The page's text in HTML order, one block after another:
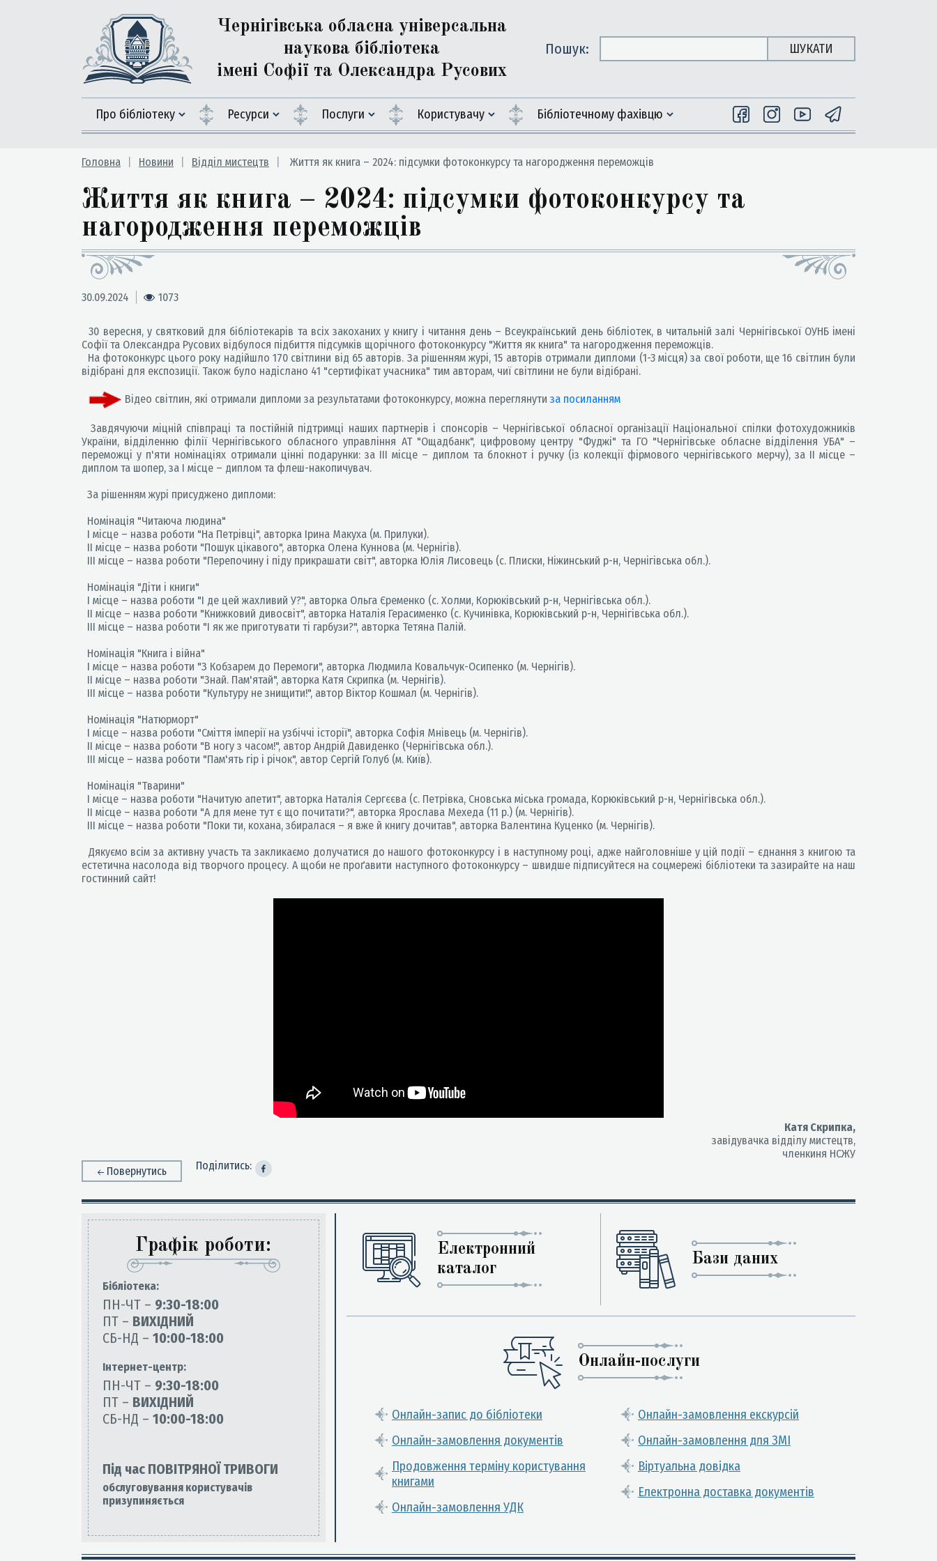
Чернігівська обласна універсальна
наукова бібліотека
імені Софії та Олександра Русових
Пошук: ШУКАТИ
Про бібліотеку Ресурси Послуги Користувачу Бiблiотечному фахiвцю
Головна Новини Відділ мистецтв Життя як книга – 2024: підсумки фотоконкурсу та нагородження переможців
Життя як книга – 2024: підсумки фотоконкурсу та
нагородження переможців
30.09.2024 1073
30 вересня, у святковий для бібліотекарів та всіх закоханих у книгу і читання день – Всеукраїнський день бібліотек, в читальній залі Чернігівської ОУНБ імені
Софії та Олександра Русових відбулося підбиття підсумків щорічного фотоконкурсу "Життя як книга" та нагородження переможців.
На фотоконкурс цього року надійшло 170 світлини від 65 авторів. За рішенням журі, 15 авторів отримали дипломи (1-3 місця) за свої роботи, ще 16 світлин були
відібрані для експозиції. Також було надіслано 41 "сертифікат учасника" тим авторам, чиї світлини не були відібрані.
Відео світлин, які отримали дипломи за результатами фотоконкурсу, можна переглянути за посиланням
Завдячуючи міцній співпраці та постійній підтримці наших партнерів і спонсорів – Чернігівської обласної організації Національної спілки фотохудожників
України, відділенню філії Чернігівського обласного управління АТ "Ощадбанк", цифровому центру "Фуджі" та ГО "Чернігівське обласне відділення УБА" –
переможці у п'яти номінаціях отримали цінні подарунки: за ІІІ місце – диплом та блокнот і ручку (із колекції фірмового чернігівського мерчу), за ІІ місце –
диплом та шопер, за І місце – диплом та флеш-накопичувач.
За рішенням журі присуджено дипломи:
Номінація "Читаюча людина"
І місце – назва роботи "На Петрівці", авторка Ірина Макуха (м. Прилуки).
ІІ місце – назва роботи "Пошук цікавого", авторка Олена Куннова (м. Чернігів).
ІІІ місце – назва роботи "Перепочину і піду прикрашати світ", авторка Юлія Лисовець (с. Плиски, Ніжинський р-н, Чернігівська обл.).
Номінація "Діти і книги"
І місце – назва роботи "І де цей жахливий У?", авторка Ольга Єременко (с. Холми, Корюківський р-н, Чернігівська обл.).
ІІ місце – назва роботи "Книжковий дивосвіт", авторка Наталія Герасименко (с. Кучинівка, Корюківський р-н, Чернігівська обл.).
ІІІ місце – назва роботи "І як же приготувати ті гарбузи?", авторка Тетяна Палій.
Номінація "Книга і війна"
І місце – назва роботи "З Кобзарем до Перемоги", авторка Людмила Ковальчук-Осипенко (м. Чернігів).
ІІ місце – назва роботи "Знай. Пам'ятай", авторка Катя Скрипка (м. Чернігів).
ІІІ місце – назва роботи "Культуру не знищити!", автор Віктор Кошмал (м. Чернігів).
Номінація "Натюрморт"
І місце – назва роботи "Сміття імперії на узбіччі історії", авторка Софія Мнівець (м. Чернігів).
ІІ місце – назва роботи "В ногу з часом!", автор Андрій Давиденко (Чернігівська обл.).
ІІІ місце – назва роботи "Пам'ять гір і річок", автор Сергій Голуб (м. Київ).
Номінація "Тварини"
І місце – назва роботи "Начитую апетит", авторка Наталія Сергєєва (с. Петрівка, Сновська міська громада, Корюківський р-н, Чернігівська обл.).
ІІ місце – назва роботи "А для мене тут є що почитати?", авторка Ярослава Мехеда (11 р.) (м. Чернігів).
ІІІ місце – назва роботи "Поки ти, кохана, збиралася – я вже й книгу дочитав", авторка Валентина Куценко (м. Чернігів).
Дякуємо всім за активну участь та закликаємо долучатися до нашого фотоконкурсу і в наступному році, адже найголовніше у цій події – єднання з книгою та
естетична насолода від творчого процесу. А щоби не проґавити наступного фотоконкурсу – швидше підписуйтеся на соцмережі бібліотеки та зазирайте на наш
гостинний сайт!
Катя Скрипка,
завідувачка відділу мистецтв,
членкиня НСЖУ
Повернутись
Поділитись:
Графік роботи:
Бiблiотека:
ПН-ЧТ – 9:30-18:00
ПТ – ВИХІДНИЙ
СБ-НД – 10:00-18:00
Інтернет-центр:
ПН-ЧТ – 9:30-18:00
ПТ – ВИХІДНИЙ
СБ-НД – 10:00-18:00
Під час ПОВІТРЯНОЇ ТРИВОГИ
обслуговування користувачів
призупиняється
Електронний
каталог
Бази даних
Онлайн-послуги
Онлайн-запис до бібліотеки
Онлайн-замовлення документів
Продовження терміну користування
книгами
Онлайн-замовлення УДК
Онлайн-замовлення екскурсій
Онлайн-замовлення для ЗМІ
Віртуальна довідка
Електронна доставка документів